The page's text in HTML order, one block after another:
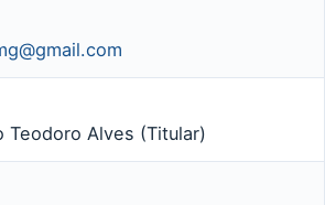
Teodoro Alves (Titular)